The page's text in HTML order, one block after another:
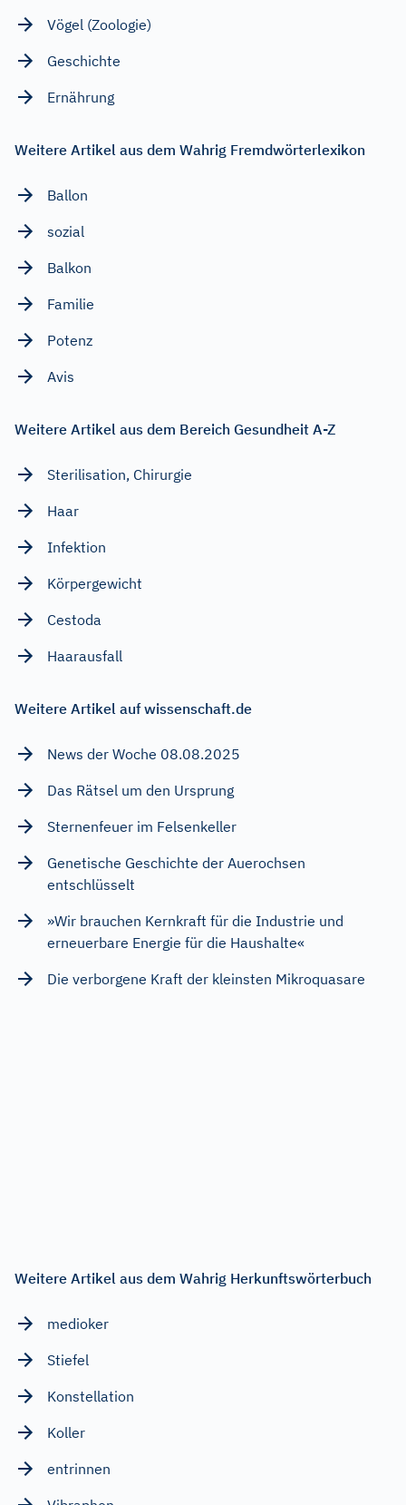
Vögel (Zoologie)
Geschichte
Ernährung
Weitere Artikel aus dem Wahrig Fremdwörterlexikon
Ballon
sozial
Balkon
Familie
Potenz
Avis
Weitere Artikel aus dem Bereich Gesundheit A-Z
Sterilisation, Chirurgie
Haar
Infektion
Körpergewicht
Cestoda
Haarausfall
Weitere Artikel auf wissenschaft.de
News der Woche 08.08.2025
Das Rätsel um den Ursprung
Sternenfeuer im Felsenkeller
Genetische Geschichte der Auerochsen
entschlüsselt
»Wir brauchen Kernkraft für die Industrie und
erneuerbare Energie für die Haushalte«
Die verborgene Kraft der kleinsten Mikroquasare
Weitere Artikel aus dem Wahrig Herkunftswörterbuch
medioker
Stiefel
Konstellation
Koller
entrinnen